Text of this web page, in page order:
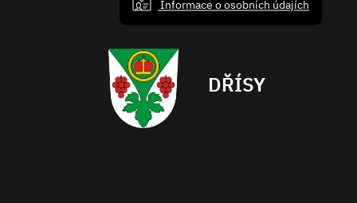
Informace o osobních údajích
DŘÍSY